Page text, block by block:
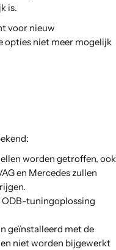
is.
voor nieuw
opties niet meer mogelijk
worden getroffen, ook
en Mercedes zullen
ODB-tuningoplossing
geïnstalleerd met de
niet worden bijgewerkt